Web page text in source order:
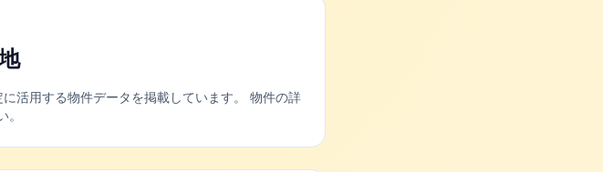
活用する物件データを掲載しています。 物件の詳